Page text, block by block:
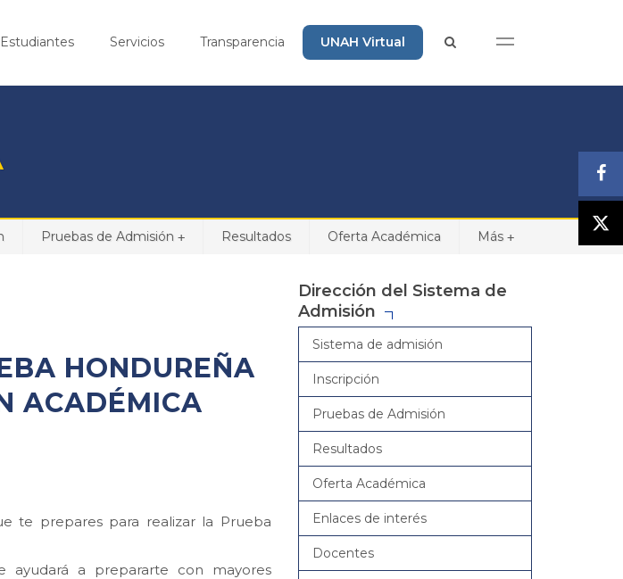
Estudiantes Servicios Transparencia UNAH Virtual
+
Pruebas de Admisión Resultados Oferta Académica +
Más
HONDUREÑA
ACADÉMICA
te prepares para realizar la Prueba
a prepararte con mayores
Dirección del Sistema de
Admisión
Sistema de admisión
Inscripción
Pruebas de Admisión
Resultados
Oferta Académica
Enlaces de interés
Docentes